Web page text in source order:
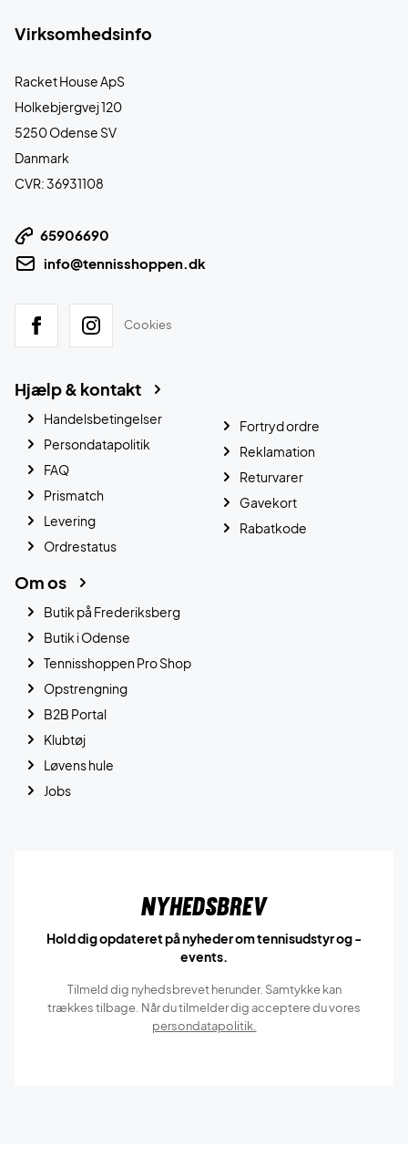
Virksomhedsinfo
Racket House ApS
Holkebjergvej 120
5250 Odense SV
Danmark
CVR: 36931108
65906690
info@tennisshoppen.dk
Cookies
Hjælp & kontakt
Handelsbetingelser
Persondatapolitik
FAQ
Prismatch
Levering
Ordrestatus
Fortryd ordre
Reklamation
Returvarer
Gavekort
Rabatkode
Om os
Butik på Frederiksberg
Butik i Odense
Tennisshoppen Pro Shop
Opstrengning
B2B Portal
Klubtøj
Løvens hule
Jobs
Nyhedsbrev
Hold dig opdateret på nyheder om tennisudstyr og -
events.
Tilmeld dig nyhedsbrevet herunder. Samtykke kan
trækkes tilbage. Når du tilmelder dig acceptere du vores
persondatapolitik.